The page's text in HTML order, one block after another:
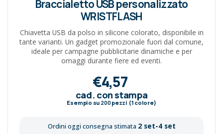
Braccialetto USB personalizzato
WRISTFLASH
Chiavetta USB da polso in silicone colorato, disponibile in
tante varianti. Un gadget promozionale fuori dal comune,
ideale per campagne pubblicitarie dinamiche e per
omaggi durante fiere ed eventi.
€4,57
cad. con stampa
Esempio su 200pezzi (1 colore)
Ordini oggi consegna stimata 2 set-4 set